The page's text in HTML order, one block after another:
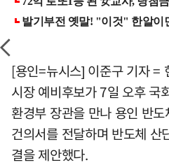
[용인=뉴시스] 이준구 기자 =
시장 예비후보가 7일 오후 국
환경부 장관을 만나 용인 반
건의서를 전달하며 반도체 산
결을 제안했다.